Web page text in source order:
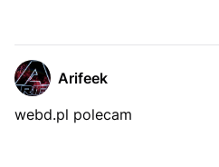
Arifeek
webd.pl polecam